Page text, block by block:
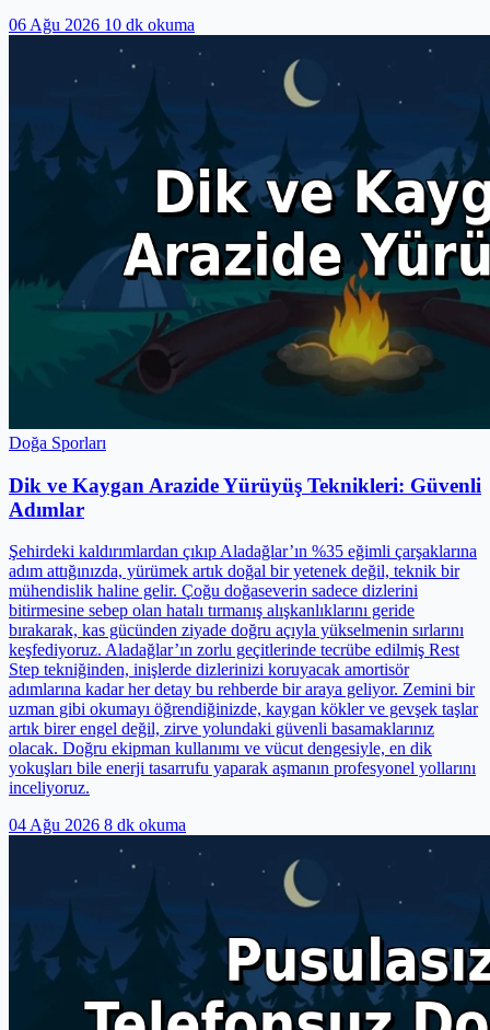
06 Ağu 2026 10 dk okuma
Doğa Sporları
Dik ve Kaygan Arazide Yürüyüş Teknikleri: Güvenli
Adımlar
Şehirdeki kaldırımlardan çıkıp Aladağlar’ın %35 eğimli çarşaklarına
adım attığınızda, yürümek artık doğal bir yetenek değil, teknik bir
mühendislik haline gelir. Çoğu doğaseverin sadece dizlerini
bitirmesine sebep olan hatalı tırmanış alışkanlıklarını geride
bırakarak, kas gücünden ziyade doğru açıyla yükselmenin sırlarını
keşfediyoruz. Aladağlar’ın zorlu geçitlerinde tecrübe edilmiş Rest
Step tekniğinden, inişlerde dizlerinizi koruyacak amortisör
adımlarına kadar her detay bu rehberde bir araya geliyor. Zemini bir
uzman gibi okumayı öğrendiğinizde, kaygan kökler ve gevşek taşlar
artık birer engel değil, zirve yolundaki güvenli basamaklarınız
olacak. Doğru ekipman kullanımı ve vücut dengesiyle, en dik
yokuşları bile enerji tasarrufu yaparak aşmanın profesyonel yollarını
inceliyoruz.
04 Ağu 2026 8 dk okuma